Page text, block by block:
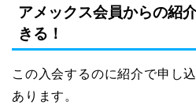
アメックス会員からの紹
きる！
この入会するのに紹介で申し
あります。